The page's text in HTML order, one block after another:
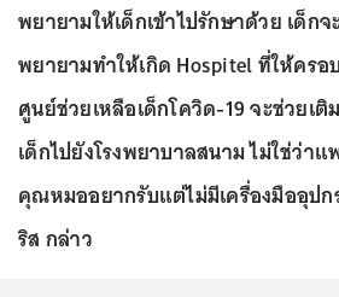
พยายามให้เด็กเข้าไปรักษาด้วย เด็ก
พยายามทำให้เกิด Hospitel ที่ให้ครอ
ศูนย์ช่วยเหลือเด็กโควิด-19 จะช่วยเติ
เด็กไปยังโรงพยาบาลสนาม ไม่ใช่ว่า
คุณหมออยากรับแต่ไม่มีเครื่องมืออุปก
ริส กล่าว